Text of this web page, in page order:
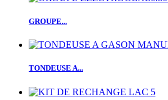
GROUPE...
TONDEUSE A...